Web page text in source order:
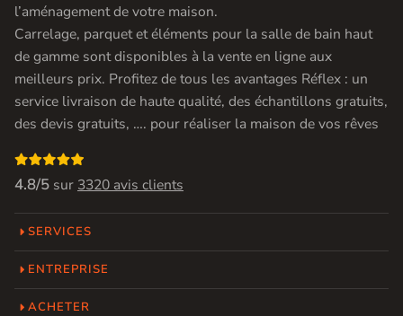
l’aménagement de votre maison.
Carrelage, parquet et éléments pour la salle de bain haut
de gamme sont disponibles à la vente en ligne aux
meilleurs prix. Profitez de tous les avantages Réflex : un
service livraison de haute qualité, des échantillons gratuits,
des devis gratuits, …. pour réaliser la maison de vos rêves

4.8/5 sur 3320 avis clients
SERVICES
ENTREPRISE
ACHETER